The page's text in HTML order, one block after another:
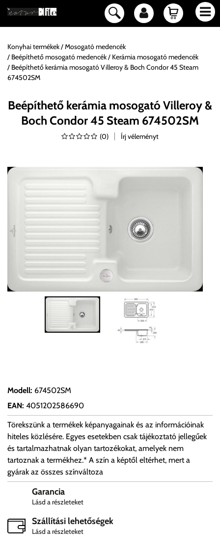
Konyhai termékek
Mosogató medencék
Beépíthető mosogató medencék
Kerámia mosogató medencék
Beépíthető kerámia mosogató Villeroy & Boch Condor 45 Steam
674502SM
Beépíthető kerámia mosogató Villeroy &
Boch Condor 45 Steam 674502SM
(0) Írj véleményt
Modell: 674502SM
EAN: 4051202586690
Törekszünk a termékek képanyagainak és az információinak
hiteles közlésére. Egyes esetekben csak tájékoztató jellegűek
és tartalmazhatnak olyan tartozékokat, amelyek nem
tartoznak a termékhez.* A szín a képtől eltérhet, mert a
gyárak az összes színváltoza
Garancia
Lásd a részleteket
Szállítási lehetőségek
Lásd a részleteket